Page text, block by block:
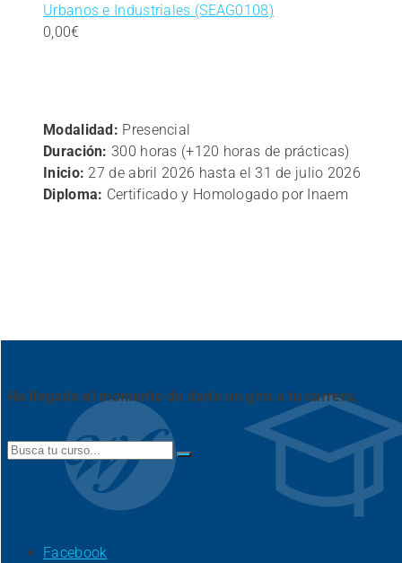
Urbanos e Industriales (SEAG0108)
0,00€
Modalidad: Presencial
Duración: 300 horas (+120 horas de prácticas)
Inicio: 27 de abril 2026 hasta el 31 de julio 2026
Diploma: Certificado y Homologado por Inaem
Ha llegado el momento de darle un giro a tu carrera.
Search
Facebook